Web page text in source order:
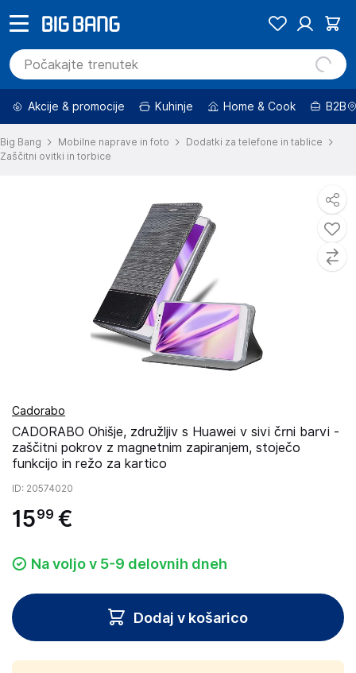
Akcije & promocije Kuhinje Home & Cook B2B
Big Bang Mobilne naprave in foto
Dodatki za telefone in tablice
Zaščitni ovitki in torbice
Cadorabo
CADORABO Ohišje, združljiv s Huawei v sivi črni barvi -
zaščitni pokrov z magnetnim zapiranjem, stoječo
funkcijo in režo za kartico
ID: 20574020
1599 €
Na voljo v 5-9 delovnih dneh
Dodaj v košarico